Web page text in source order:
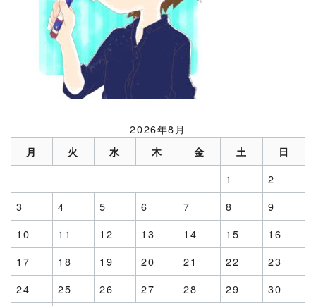
2026年8月
月 火 水 木 金 土 日
1
2
3
4 5 6 7 8
9
10
11 12 13 14 15
16
17
18 19 20 21 22
23
24
25 26 27 28 29
30